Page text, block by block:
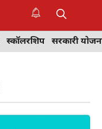
स्कॉलरशिप सरकारी